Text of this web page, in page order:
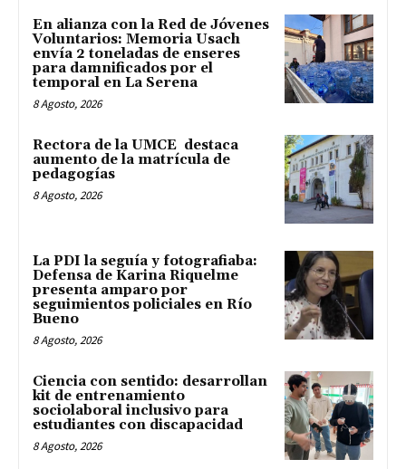
En alianza con la Red de Jóvenes
Voluntarios: Memoria Usach
envía 2 toneladas de enseres
para damnificados por el
temporal en La Serena
8 Agosto, 2026
Rectora de la UMCE destaca
aumento de la matrícula de
pedagogías
8 Agosto, 2026
La PDI la seguía y fotografiaba:
Defensa de Karina Riquelme
presenta amparo por
seguimientos policiales en Río
Bueno
8 Agosto, 2026
Ciencia con sentido: desarrollan
kit de entrenamiento
sociolaboral inclusivo para
estudiantes con discapacidad
8 Agosto, 2026